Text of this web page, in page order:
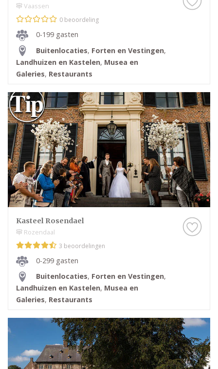
Vaassen
0 beoordeling
0-199 gasten
Buitenlocaties, Forten en Vestingen,
Landhuizen en Kastelen, Musea en
Galeries, Restaurants
Kasteel Rosendael
Rozendaal
3 beoordelingen
0-299 gasten
Buitenlocaties, Forten en Vestingen,
Landhuizen en Kastelen, Musea en
Galeries, Restaurants